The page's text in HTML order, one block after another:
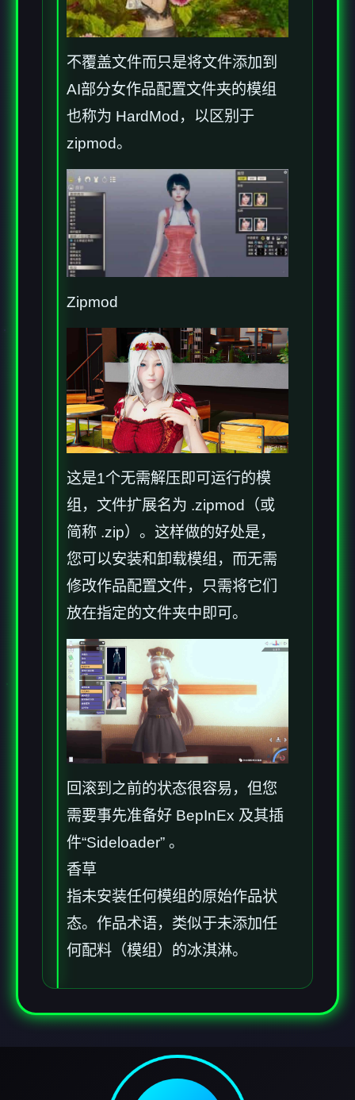
不覆盖文件而只是将文件添加到
AI部分女作品配置文件夹的模组
也称为 HardMod，以区别于
zipmod。
Zipmod
这是1个无需解压即可运行的模
组，文件扩展名为 .zipmod（或
简称 .zip）。这样做的好处是，
您可以安装和卸载模组，而无需
修改作品配置文件，只需将它们
放在指定的文件夹中即可。
回滚到之前的状态很容易，但您
需要事先准备好 BepInEx 及其插
件“Sideloader” 。
香草
指未安装任何模组的原始作品状
态。作品术语，类似于未添加任
何配料（模组）的冰淇淋。